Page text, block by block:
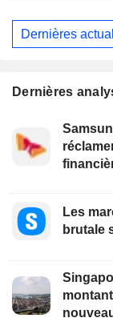
Dernières
Dernières
Les
brutale